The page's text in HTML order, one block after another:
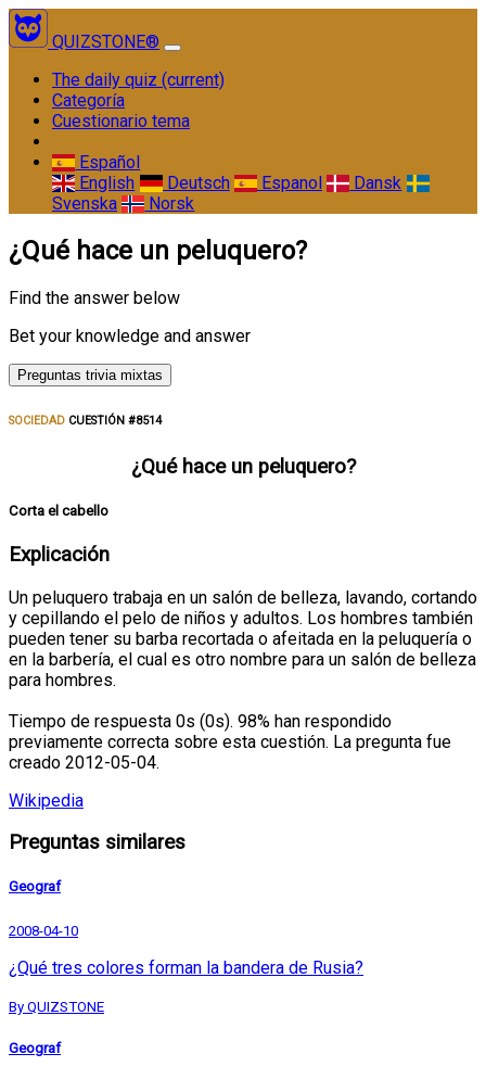
QUIZSTONE®
The daily quiz (current)
Categoría
Cuestionario tema
Español
English
Deutsch Espanol
Dansk
Svenska
Norsk
¿Qué hace un peluquero?
Find the answer below
Bet your knowledge and answer
Preguntas trivia mixtas
SOCIEDAD CUESTIÓN #8514
¿Qué hace un peluquero?
Corta el cabello
Explicación
Un peluquero trabaja en un salón de belleza, lavando, cortando
y cepillando el pelo de niños y adultos. Los hombres también
pueden tener su barba recortada o afeitada en la peluquería o
en la barbería, el cual es otro nombre para un salón de belleza
para hombres.
Tiempo de respuesta 0s (0s). 98% han respondido
previamente correcta sobre esta cuestión. La pregunta fue
creado 2012-05-04.
Wikipedia
Preguntas similares
Geograf
2008-04-10
¿Qué tres colores forman la bandera de Rusia?
By QUIZSTONE
Geograf